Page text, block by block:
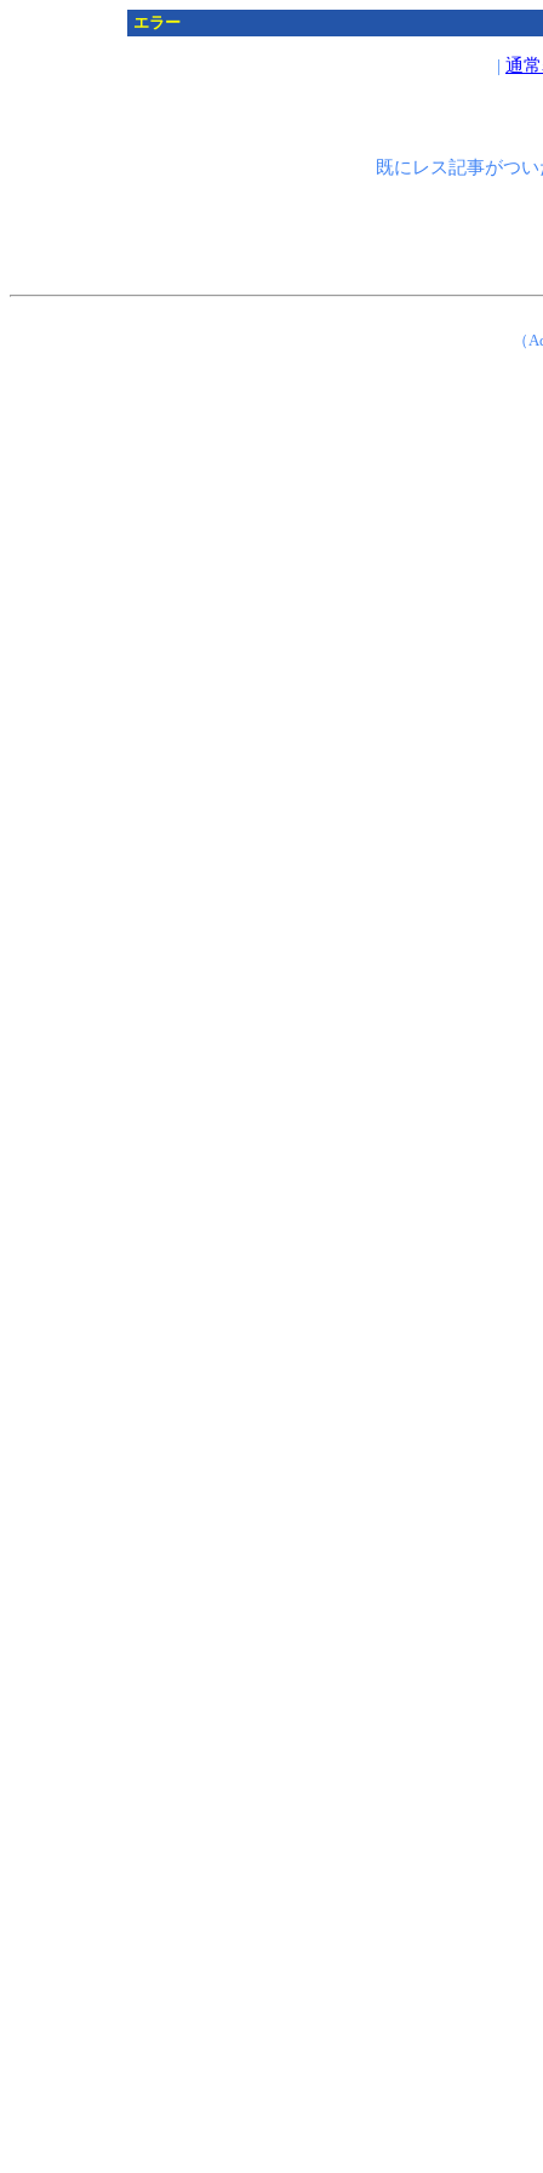
エラー
| 通
既にレス記事がつ
（